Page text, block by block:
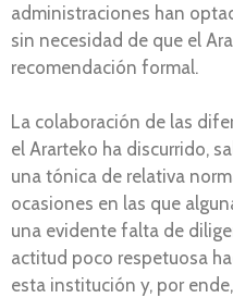
administraciones han
sin necesidad de que el
recomendación formal.
La colaboración de las
el Ararteko ha discurrido,
una tónica de relativa
ocasiones en las que
una evidente falta de
actitud poco respetuosa
esta institución y, por